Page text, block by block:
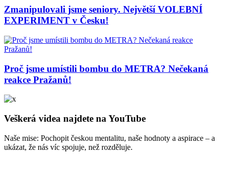
Zmanipulovali jsme seniory. Největší VOLEBNÍ
EXPERIMENT v Česku!
Proč jsme umístili bombu do METRA? Nečekaná
reakce Pražanů!
Veškerá videa najdete na YouTube
Naše mise: Pochopit českou mentalitu, naše hodnoty a aspirace – a
ukázat, že nás víc spojuje, než rozděluje.